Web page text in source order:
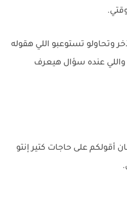
وتحاولو تستوعبو اللي هقوله
واللي عنده سؤال هيعرف
أقولكم على حاجات كتير إنتو